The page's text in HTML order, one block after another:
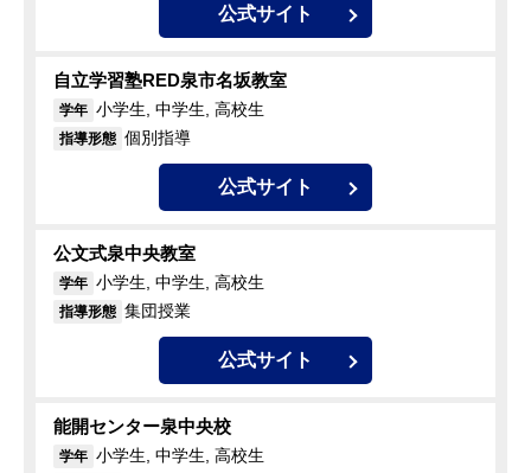
公式サイト
自立学習塾RED泉市名坂教室
学年 小学生, 中学生, 高校生
指導形態 個別指導
公式サイト
公文式泉中央教室
学年 小学生, 中学生, 高校生
指導形態 集団授業
公式サイト
能開センター泉中央校
学年 小学生, 中学生, 高校生